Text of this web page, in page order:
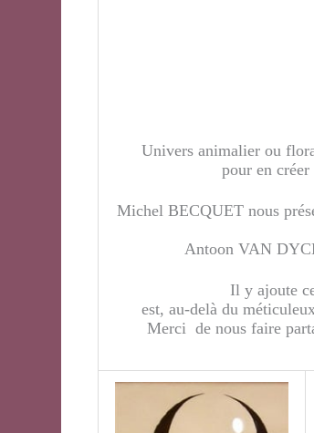
Univers animalier ou
pour en
Michel BECQUET nous
Antoon VAN
Il y ajoute
est, au-delà du
Merci de nous faire